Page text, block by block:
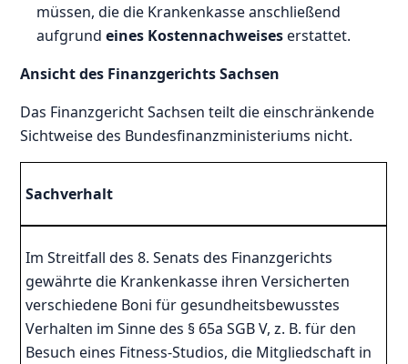
müssen, die die Krankenkasse anschließend
aufgrundeines Kostennachweiseserstattet.
Ansicht des Finanzgerichts Sachsen
Das Finanzgericht Sachsen teilt die einschränkende
Sichtweise des Bundesfinanzministeriums nicht.
Sachverhalt
Im Streitfall des 8. Senats des Finanzgerichts
gewährte die Krankenkasse ihren Versicherten
verschiedene Boni für gesundheitsbewusstes
Verhalten im Sinne des § 65a SGB V, z. B. für den
Besuch eines Fitness-Studios, die Mitgliedschaft in